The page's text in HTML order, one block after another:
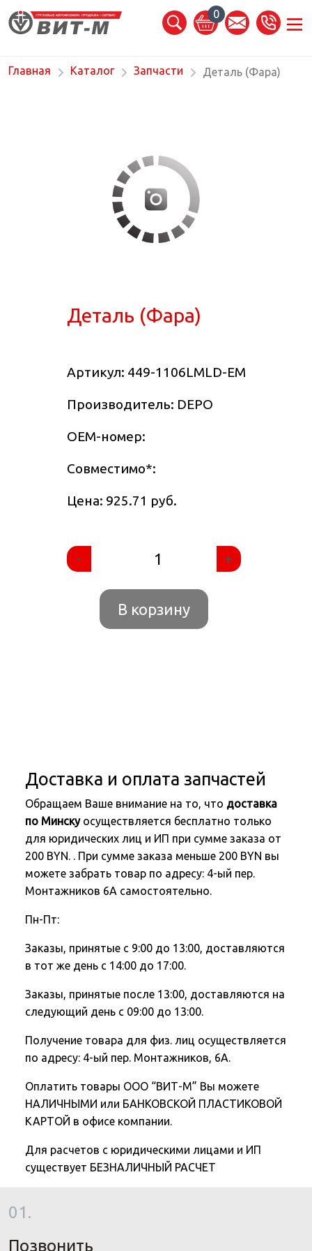
0
Главная Каталог Запчасти Деталь (Фара)
Деталь (Фара)
Артикул: 449-1106LMLD-EM
Производитель: DEPO
OEM-номер:
Совместимо*:
Цена: 925.71 руб.
- +
В корзину
Доставка и оплата запчастей
Обращаем Ваше внимание на то, что доставка
по Минскуосуществляется бесплатно только
для юридических лиц и ИП при сумме заказа от
200 BYN. . При сумме заказа меньше 200 BYN вы
можете забрать товар по адресу: 4-ый пер.
Монтажников 6А самостоятельно.
Пн-Пт:
Заказы, принятые с 9:00 до 13:00, доставляются
в тот же день с 14:00 до 17:00.
Заказы, принятые после 13:00, доставляются на
следующий день с 09:00 до 13:00.
Получение товара для физ. лиц осуществляется
по адресу: 4-ый пер. Монтажников, 6А.
Оплатить товары ООО “ВИТ-М” Вы можете
НАЛИЧНЫМИ или БАНКОВСКОЙ ПЛАСТИКОВОЙ
КАРТОЙ в офисе компании.
Для расчетов с юридическими лицами и ИП
существует БЕЗНАЛИЧНЫЙ РАСЧЕТ
01.
Позвонить